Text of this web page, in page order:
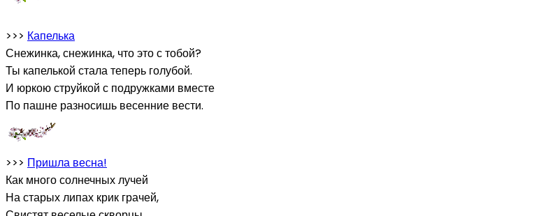
>>> Капелька
Снежинка, снежинка, что это с тобой?
Ты капелькой стала теперь голубой.
И юркою струйкой с подружками вместе
По пашне разносишь весенние вести.
>>> Пришла весна!
Как много солнечных лучей
На старых липах крик грачей,